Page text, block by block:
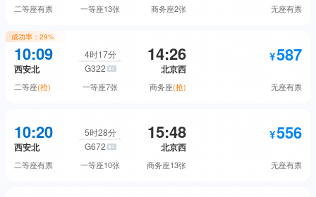
商务座
无座 预订
二等座有票 一等座13张 商务座2张 无座有票
二等座 预订
商务座
成功率： 29%
10:09
西安北
4时17分
G322
14:26
北京西
587
二等座(抢) 一等座7张 商务座(抢) 无座有票
二等座 抢票
10:20
西安北
5时28分
G672
15:48
北京西
556
二等座有票 一等座10张 商务座13张 无座有票